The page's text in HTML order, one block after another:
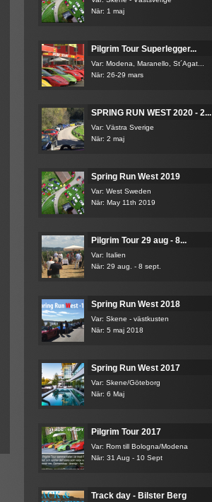
När: 1 maj
Pilgrim Tour Superlegger...
Var: Modena, Maranello, St´Agat...
När: 26-29 mars
SPRING RUN WEST 2020 - 2...
Var: Västra Sverige
När: 2 maj
Spring Run West 2019
Var: West Sweden
När: May 11th 2019
Pilgrim Tour 29 aug - 8...
Var: Italien
När: 29 aug. - 8 sept.
Spring Run West 2018
Var: Skene - västkusten
När: 5 maj 2018
Spring Run West 2017
Var: Skene/Göteborg
När: 6 Maj
Pilgrim Tour 2017
Var: Rom till Bologna/Modena
När: 31 Aug - 10 Sept
Track day - Bilster Berg